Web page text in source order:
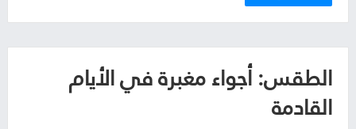
الطقس: أجواء مغبرة في الأيام
القادمة